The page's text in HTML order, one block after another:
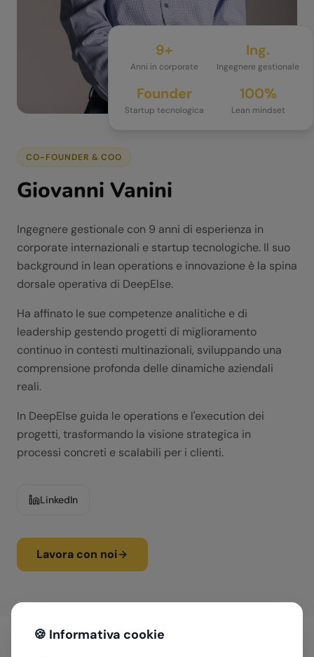
🍪 Informativa cookie
CO-FOUNDER & COO
Giovanni Vanini
Ingegnere gestionale con 9 anni di esperienza in
corporate internazionali e startup tecnologiche. Il suo
background in lean operations e innovazione è la spina
dorsale operativa di DeepElse.
Ha affinato le sue competenze analitiche e di
leadership gestendo progetti di miglioramento
continuo in contesti multinazionali, sviluppando una
comprensione profonda delle dinamiche aziendali
reali.
In DeepElse guida le operations e l'execution dei
progetti, trasformando la visione strategica in
processi concreti e scalabili per i clienti.
LinkedIn
Lavora con noi
9+
Anni in corporate
Ing.
Ingegnere gestionale
Founder
Startup tecnologica
100%
Lean mindset